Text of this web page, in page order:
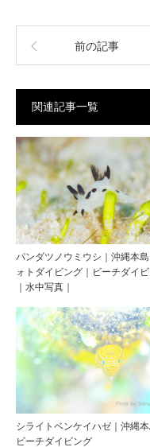
前の記事
関連記事一覧
パンダツノウミウシ｜沖縄本
ォトダイビング｜ビーチダイ
｜水中写真｜
シライトベンケイハゼ｜沖縄
ビーチダイビング